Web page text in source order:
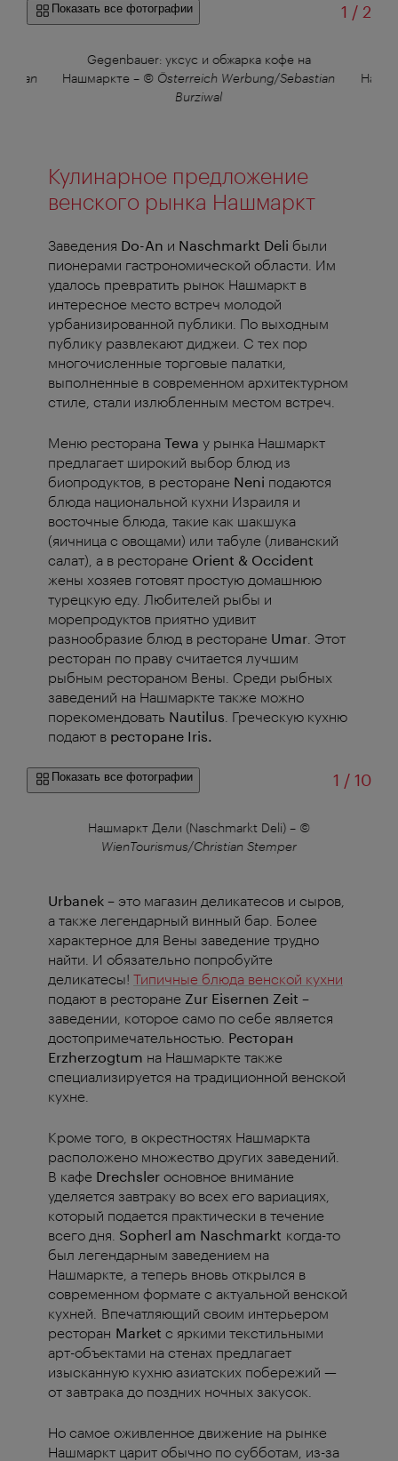
Показать все фотографии 1 /из
2
Gegenbauer: уксус и обжарка кофе на
Нашмаркте – © Österreich Werbung/Sebastian
Burziwal
Кулинарное предложение
венского рынка Нашмаркт
Заведения Do-An и Naschmarkt Deli были
пионерами гастрономической области. Им
удалось превратить рынок Нашмаркт в
интересное место встреч молодой
урбанизированной публики. По выходным
публику развлекают диджеи. С тех пор
многочисленные торговые палатки,
выполненные в современном архитектурном
стиле, стали излюбленным местом встреч.
Меню ресторана Tewa у рынка Нашмаркт
предлагает широкий выбор блюд из
биопродуктов, в ресторане Neni подаются
блюда национальной кухни Израиля и
восточные блюда, такие как шакшука
(яичница с овощами) или табуле (ливанский
салат), а в ресторане Orient & Occident
жены хозяев готовят простую домашнюю
турецкую еду. Любителей рыбы и
морепродуктов приятно удивит
разнообразие блюд в ресторане Umar . Этот
ресторан по праву считается лучшим
рыбным рестораном Вены. Среди рыбных
заведений на Нашмаркте также можно
порекомендовать Nautilus Греческую кухню
подают в ресторане Iris.
Показать все фотографии 1 /из
10
Нашмаркт Дели (Naschmarkt Deli)– ©
WienTourismus/Christian Stemper
Urbanek – это магазин деликатесов и сыров,
а также легендарный винный бар. Более
характерное для Вены заведение трудно
найти. И обязательно попробуйте
деликатесы! Типичные блюда венской кухни
подают в ресторане Zur Eisernen Zeit –
заведении, которое само по себе является
достопримечательностью. Ресторан
Erzherzogtum на Нашмаркте также
специализируется на традиционной венской
кухне.
Кроме того, в окрестностях Нашмаркта
расположено множество других заведений.
В кафе Drechsler основное внимание
уделяется завтраку во всех его вариациях,
который подается практически в течение
всего дня. Sopherl am Naschmarkt когда-то
был легендарным заведением на
Нашмаркте, а теперь вновь открылся в
современном формате с актуальной венской
кухней. Впечатляющий своим интерьером
ресторан Market с яркими текстильными
арт-объектами на стенах предлагает
изысканную кухню азиатских побережий —
от завтрака до поздних ночных закусок.
Но самое оживленное движение на рынке
Нашмаркт царит обычно по субботам, из-за